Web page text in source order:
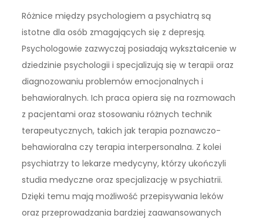
Różnice między psychologiem a psychiatrą są
istotne dla osób zmagających się z depresją.
Psychologowie zazwyczaj posiadają wykształcenie w
dziedzinie psychologii i specjalizują się w terapii oraz
diagnozowaniu problemów emocjonalnych i
behawioralnych. Ich praca opiera się na rozmowach
z pacjentami oraz stosowaniu różnych technik
terapeutycznych, takich jak terapia poznawczo-
behawioralna czy terapia interpersonalna. Z kolei
psychiatrzy to lekarze medycyny, którzy ukończyli
studia medyczne oraz specjalizację w psychiatrii.
Dzięki temu mają możliwość przepisywania leków
oraz przeprowadzania bardziej zaawansowanych